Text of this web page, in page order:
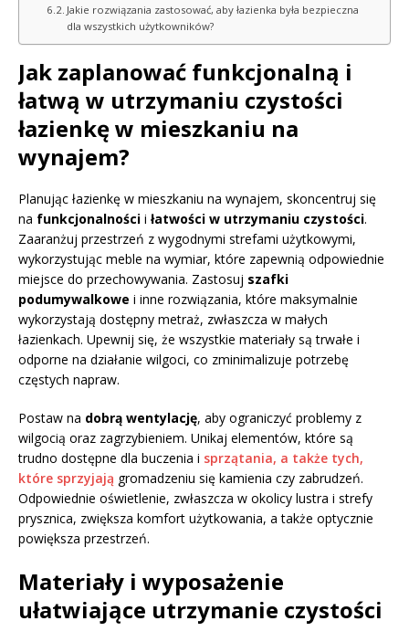
Jakie rozwiązania zastosować, aby łazienka była bezpieczna
dla wszystkich użytkowników?
Jak zaplanować funkcjonalną i
łatwą w utrzymaniu czystości
łazienkę w mieszkaniu na
wynajem?
Planując łazienkę w mieszkaniu na wynajem, skoncentruj się
na funkcjonalności i łatwości w utrzymaniu czystości.
Zaaranżuj przestrzeń z wygodnymi strefami użytkowymi,
wykorzystując meble na wymiar, które zapewnią odpowiednie
miejsce do przechowywania. Zastosuj szafki
podumywalkowe i inne rozwiązania, które maksymalnie
wykorzystają dostępny metraż, zwłaszcza w małych
łazienkach. Upewnij się, że wszystkie materiały są trwałe i
odporne na działanie wilgoci, co zminimalizuje potrzebę
częstych napraw.
Postaw na dobrą wentylację, aby ograniczyć problemy z
wilgocią oraz zagrzybieniem. Unikaj elementów, które są
trudno dostępne dla buczenia i sprzątania, a także tych,
które sprzyjają gromadzeniu się kamienia czy zabrudzeń.
Odpowiednie oświetlenie, zwłaszcza w okolicy lustra i strefy
prysznica, zwiększa komfort użytkowania, a także optycznie
powiększa przestrzeń.
Materiały i wyposażenie
ułatwiające utrzymanie czystości